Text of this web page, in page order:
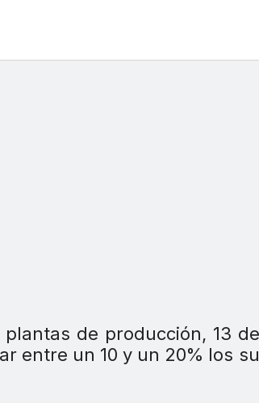
de producción, 13
entre un 10 y un 20% los